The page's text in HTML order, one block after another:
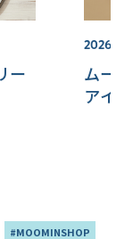
ー
ムー
アイ
#MOOMINSHOP